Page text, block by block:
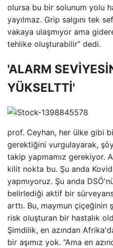
olursa bu bir solunum yolu
yayılmaz. Grip salgını tek
vakaya ulaşmıyor ama
tehlike oluşturabilir” dedi.
'ALARM
YÜKSELTTİ'
prof. Ceyhan, her ülke gibi
gerektiğini vurgulayarak,
takip yapmamız gerekiyor.
kilit nokta bu. Şu anda
yapmıyoruz. Şu anda
belirlediği aktif bir sürveyans
arttı. Bu, maymun çiçeğinin
risk oluşturan bir hastalık
Şimdilik, en azından
bir aşımız yok. “Ama en